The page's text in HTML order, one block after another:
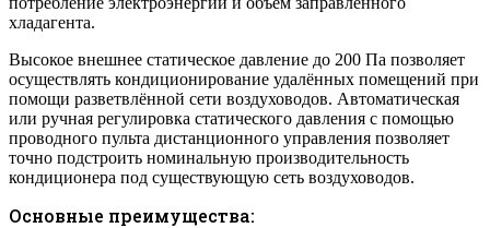
хладагента.
Высокое внешнее статическое давление до 200 Па позволяет
осуществлять кондиционирование удалённых помещений при
помощи разветвлённой сети воздуховодов. Автоматическая
или ручная регулировка статического давления с помощью
проводного пульта дистанционного управления позволяет
точно подстроить номинальную производительность
кондиционера под существующую сеть воздуховодов.
Основные преимущества: